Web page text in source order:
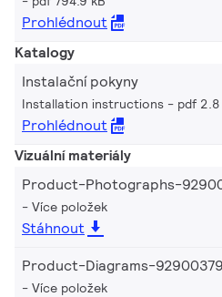
Prohlédnout
Katalogy
Instalační pokyny
Installation instructions pdf 2.8
Prohlédnout
Vizuální materiály
Product-Photographs-
Více položek
Stáhnout
Product-Diagrams-
Více položek